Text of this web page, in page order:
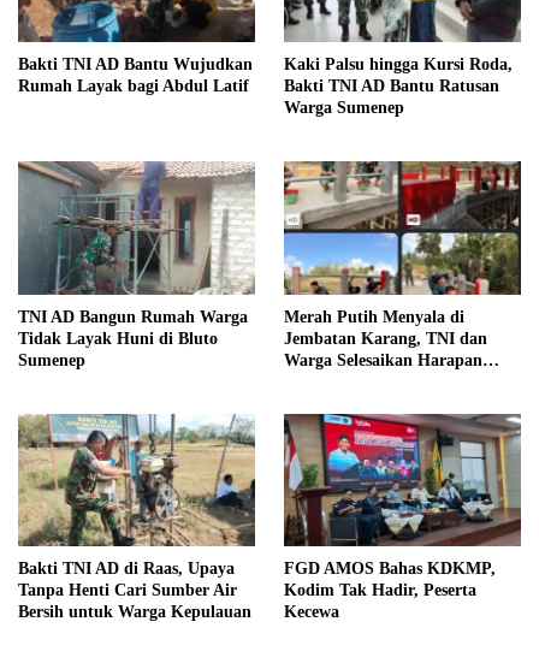
Bakti TNI AD Bantu Wujudkan
Rumah Layak bagi Abdul Latif
Kaki Palsu hingga Kursi Roda,
Bakti TNI AD Bantu Ratusan
Warga Sumenep
TNI AD Bangun Rumah Warga
Tidak Layak Huni di Bluto
Sumenep
Merah Putih Menyala di
Jembatan Karang, TNI dan
Warga Selesaikan Harapan
Bakti TNI AD di Raas, Upaya
Tanpa Henti Cari Sumber Air
Bersih untuk Warga Kepulauan
FGD AMOS Bahas KDKMP,
Kodim Tak Hadir, Peserta
Kecewa